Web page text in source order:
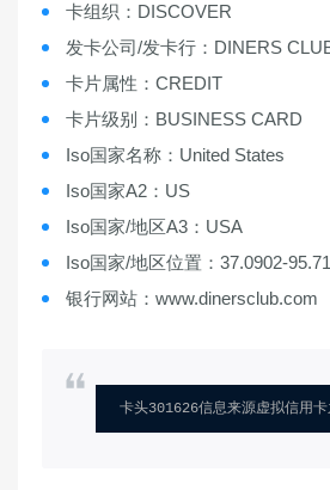
卡组织：DISCOVER
发卡公司/发卡行：DINERS
卡片属性：CREDIT
卡片级别：BUSINESS CARD
Iso国家名称：United States
Iso国家A2：US
Iso国家/地区A3：USA
Iso国家/地区位置：37.0902-
银行网站：www.dinersclub.com
卡头301626信息来源虚拟信用